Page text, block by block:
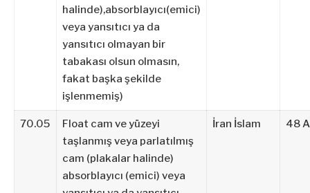
halinde),absorblayıcı(emici)
veya yansıtıcı ya da
yansıtıcı olmayan bir
tabakası olsun olmasın,
fakat başka şekilde
işlenmemiş)
70.05
Float cam ve yüzeyi
taşlanmış veya parlatılmış
cam (plakalar halinde)
absorblayıcı (emici) veya
İran İslam 48